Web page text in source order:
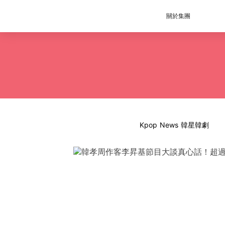
關於集團
Kpop News 韓星韓劇